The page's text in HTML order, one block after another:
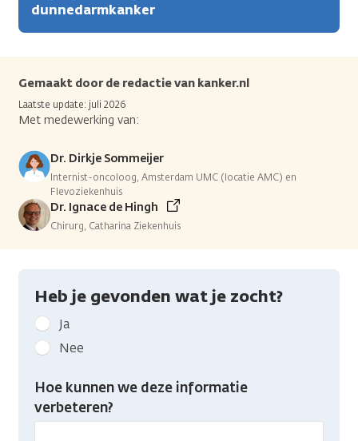
dunnedarmkanker
Gemaakt door de redactie van kanker.nl
Laatste update: juli 2026
Met medewerking van:
Dr. Dirkje Sommeijer
Internist-oncoloog, Amsterdam UMC (locatie AMC) en
Flevoziekenhuis
Dr. Ignace de Hingh
Chirurg, Catharina Ziekenhuis
Heb je gevonden wat je zocht?
Geef
kanker.nl
feedback:
Heb
gevonden
Ja
Nee
Hoe kunnen we deze informatie
verbeteren?